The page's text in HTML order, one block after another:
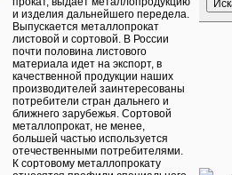
и изделия дальнейшего передела.
Выпускается металлопрокат
листовой и сортовой. В России
почти половина листового
материала идет на экспорт, в
качественной продукции наших
производителей заинтересованы
потребители стран дальнего и
ближнего зарубежья. Сортовой
металлопрокат, не менее,
большей частью используется
отечественными потребителями.
К сортовому металлопрокату